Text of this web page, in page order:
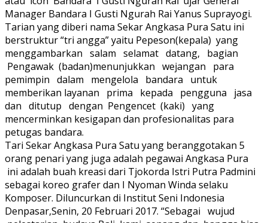
Manager Bandara I Gusti Ngurah Rai Yanus Suprayogi.
Tarian yang diberi nama Sekar Angkasa Pura Satu ini
berstruktur “tri angga” yaitu Pepeson(kepala) yang
menggambarkan salam selamat datang, bagian
Pengawak (badan)menunjukkan wejangan para
pemimpin dalam mengelola bandara untuk
memberikan layanan prima kepada pengguna jasa
dan ditutup dengan Pengencet (kaki) yang
mencerminkan kesigapan dan profesionalitas para
petugas bandara.
Tari Sekar Angkasa Pura Satu yang beranggotakan 5
orang penari yang juga adalah pegawai Angkasa Pura
ini adalah buah kreasi dari Tjokorda Istri Putra Padmini
sebagai koreo grafer dan I Nyoman Winda selaku
Komposer. Diluncurkan di Institut Seni Indonesia
Denpasar,Senin, 20 Februari 2017. “Sebagai wujud